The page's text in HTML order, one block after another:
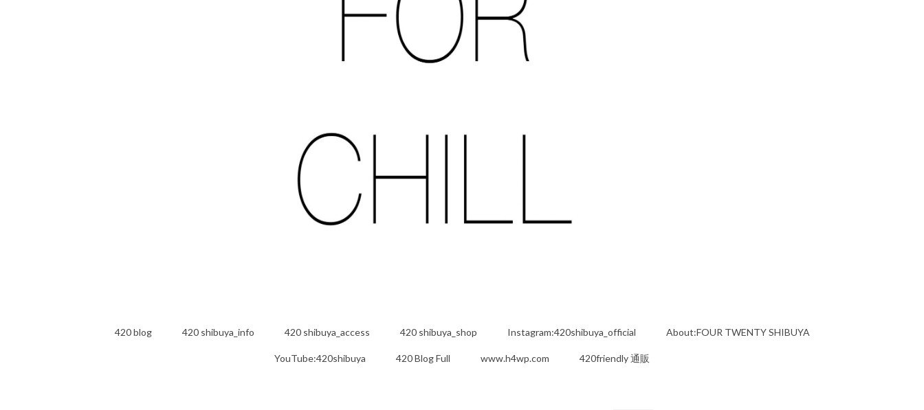
420 blog 420 shibuya_info 420 shibuya_access 420 shibuya_shop Instagram:420shibuya_official About:FOUR TWENTY SHIBUYA
YouTube:420shibuya 420 Blog Full www.h4wp.com 420friendly 通販